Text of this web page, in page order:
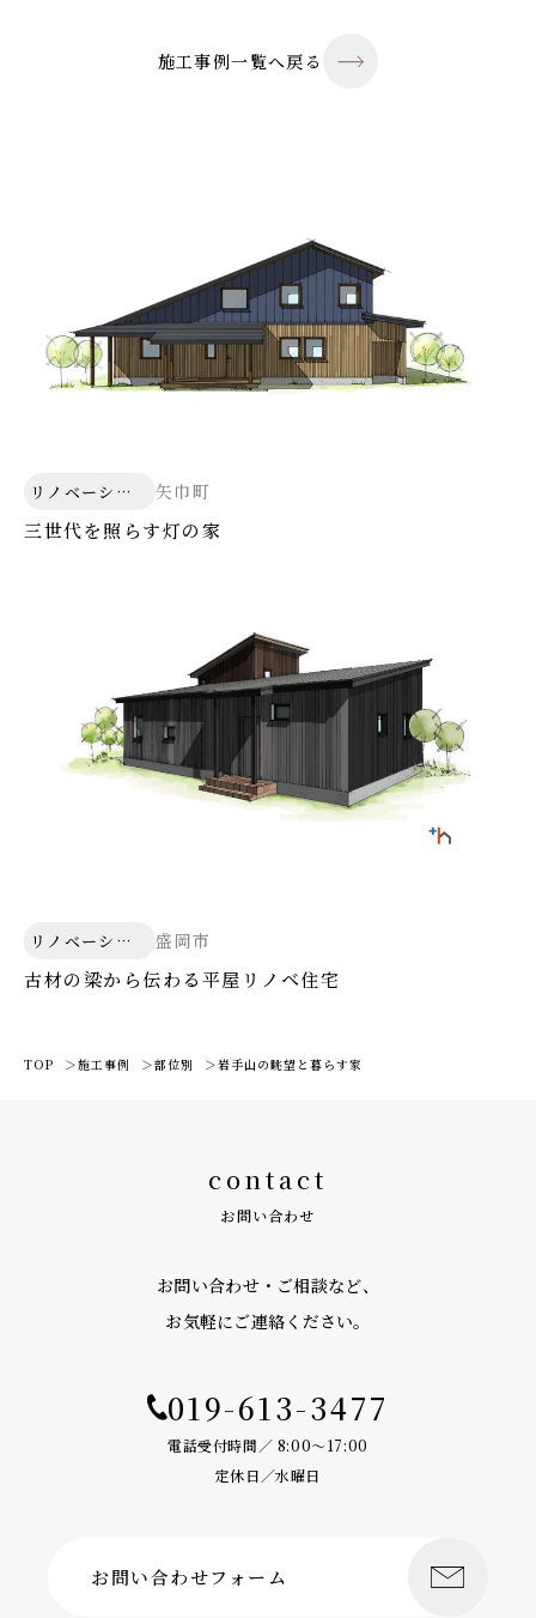
施工事例一覧へ戻る
リノベーショ
矢巾町
三世代を照らす灯の家
リノベーショ
盛岡市
古材の梁から伝わる平屋リノベ住宅
TOP 施工事例 部位別 岩手山の眺望と暮らす家
contact
お問い合わせ
お問い合わせ・ご相談など、
お気軽にご連絡ください。
019-613-3477
電話受付時間／ 8:00〜17:00
定休日／水曜日
お問い合わせフォーム